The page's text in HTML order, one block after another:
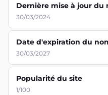
Dernière mise à jour du
30/03/2024
Date d'expiration du
30/03/2027
Popularité du site
1/100